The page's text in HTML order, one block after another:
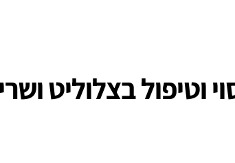
וטיפול בצלוליט